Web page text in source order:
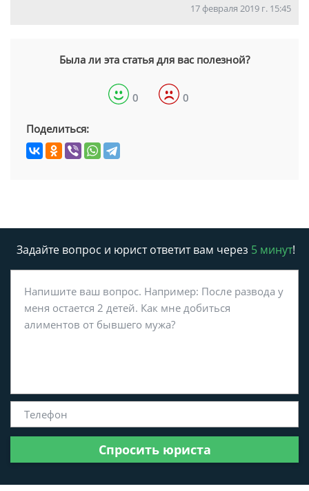
17 февраля 2019 г. 15:45
Была ли эта статья для вас полезной?
0 0
Поделиться:
Задайте вопрос и юрист ответит вам через 5 минут!
Спросить юриста